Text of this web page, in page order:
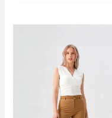
precios:
desde
$0
hasta
$129.900